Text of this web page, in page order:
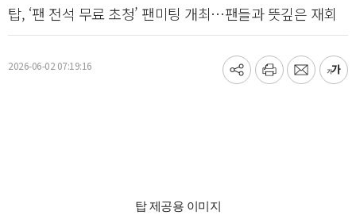
탑, ‘팬 전석 무료 초청’ 팬미팅 개최…팬들과 뜻깊은 재회
2026-06-02 07:19:16
기
프
메
글
탑 제공용 이미지